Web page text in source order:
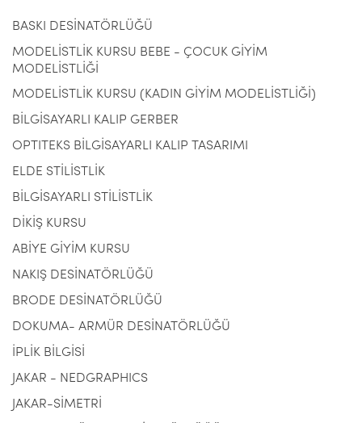
BASKI DESİNATÖRLÜĞÜ
MODELİSTLİK KURSU BEBE - ÇOCUK GİYİM
MODELİSTLİĞİ
MODELİSTLİK KURSU (KADIN GİYİM MODELİSTLİĞİ)
BİLGİSAYARLI KALIP GERBER
OPTITEKS BİLGİSAYARLI KALIP TASARIMI
ELDE STİLİSTLİK
BİLGİSAYARLI STİLİSTLİK
DİKİŞ KURSU
ABİYE GİYİM KURSU
NAKIŞ DESİNATÖRLÜĞÜ
BRODE DESİNATÖRLÜĞÜ
DOKUMA- ARMÜR DESİNATÖRLÜĞÜ
İPLİK BİLGİSİ
JAKAR - NEDGRAPHICS
JAKAR-SİMETRİ